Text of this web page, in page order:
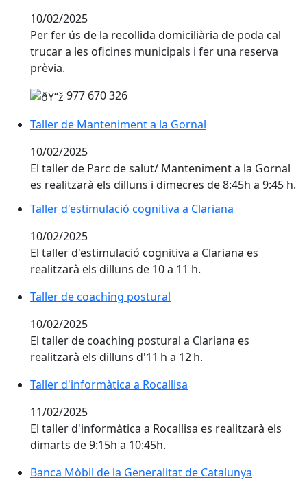
10/02/2025
Per fer ús de la recollida domiciliària de poda cal
trucar a les oficines municipals i fer una reserva
prèvia.
977 670 326
Taller de Manteniment a la Gornal
Taller de Manteniment a la Gornal
10/02/2025
El taller de Parc de salut/ Manteniment a la Gornal
es realitzarà els dilluns i dimecres de 8:45h a 9:45 h.
Taller d'estimulació cognitiva a Clariana
Taller d'estimulació cognitiva a Clariana
10/02/2025
El taller d'estimulació cognitiva a Clariana es
realitzarà els dilluns de 10 a 11 h.
Taller de coaching postural
Taller de coaching postural
10/02/2025
El taller de coaching postural a Clariana es
realitzarà els dilluns d'11 h a 12 h.
Taller d'informàtica a Rocallisa
Taller d'informàtica a Rocallisa
11/02/2025
El taller d'informàtica a Rocallisa es realitzarà els
dimarts de 9:15h a 10:45h.
Banca Mòbil de la Generalitat de Catalunya
Banca Mòbil de la Generalitat de Catalunya